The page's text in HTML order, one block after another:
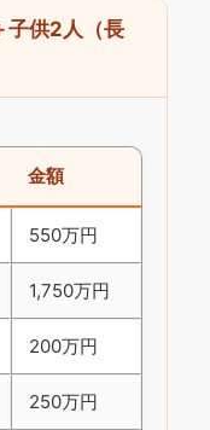
子供2人（長
金額
550万円
1,750万円
200万円
250万円